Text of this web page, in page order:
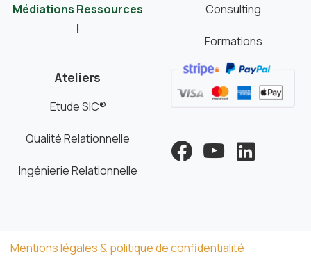
Médiations Ressources
!
Consulting
Formations
Ateliers
Etude SIC®
Qualité Relationnelle
Ingénierie Relationnelle
Mentions légales & politique de confidentialité